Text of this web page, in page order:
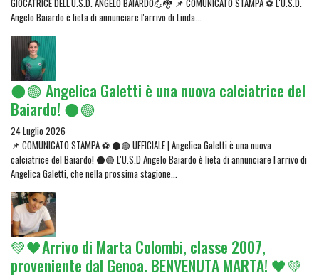
GIOCATRICE DELL'U.S.D. ANGELO BAIARDO💪🐉 📌 COMUNICATO STAMPA ⚽ L'U.S.D.
Angelo Baiardo è lieta di annunciare l'arrivo di Linda...
⚫🟢 Angelica Galetti è una nuova calciatrice del
Baiardo! ⚫🟢
24 Luglio 2026
📌 COMUNICATO STAMPA ⚽ ⚫🟢 UFFICIALE | Angelica Galetti è una nuova
calciatrice del Baiardo! ⚫🟢 L'U.S.D Angelo Baiardo è lieta di annunciare l'arrivo di
Angelica Galetti, che nella prossima stagione...
💚🖤Arrivo di Marta Colombi, classe 2007,
proveniente dal Genoa. BENVENUTA MARTA! 🖤💚